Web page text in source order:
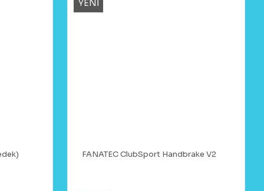
YENİ
FANATEC ClubSport Handbrake V2